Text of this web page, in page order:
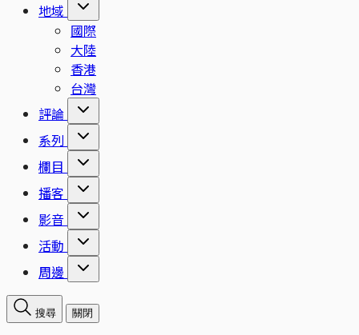
地域
國際
大陸
香港
台灣
評論
系列
欄目
播客
影音
活動
周邊
搜尋 關閉